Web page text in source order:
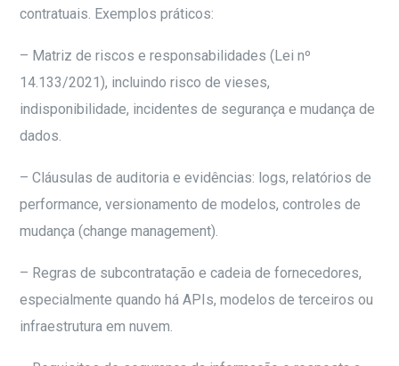
contratuais. Exemplos práticos:
– Matriz de riscos e responsabilidades (Lei nº
14.133/2021), incluindo risco de vieses,
indisponibilidade, incidentes de segurança e mudança de
dados.
– Cláusulas de auditoria e evidências: logs, relatórios de
performance, versionamento de modelos, controles de
mudança (change management).
– Regras de subcontratação e cadeia de fornecedores,
especialmente quando há APIs, modelos de terceiros ou
infraestrutura em nuvem.